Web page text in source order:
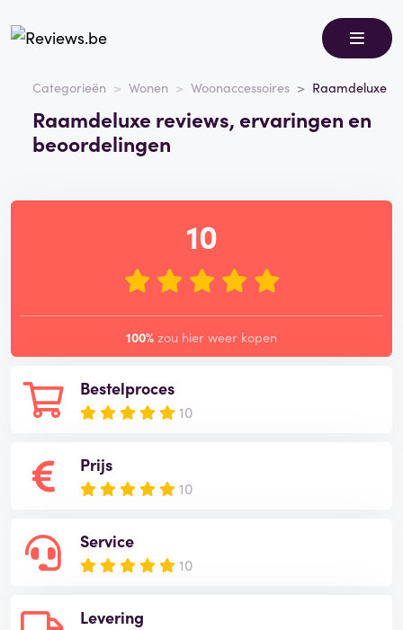
Categorieën Wonen Woonaccessoires Raamdeluxe
Raamdeluxe reviews, ervaringen en
beoordelingen
Bestelproces
10
Prijs
10
Service
10
Levering
10
100% zou hier weer kopen